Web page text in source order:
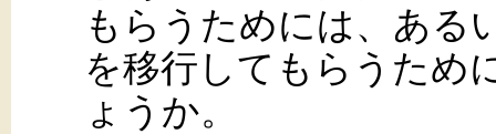
もらうためには、ある
を移行してもらうため
ょうか。